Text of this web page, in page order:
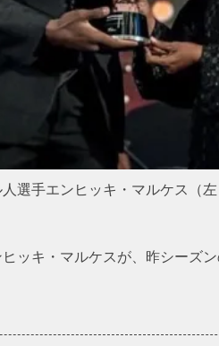
選手エンヒッキ・マルケス（
ッキ・マルケスが、昨シーズ